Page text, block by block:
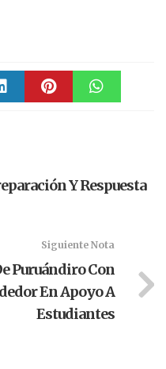
Y Respuesta
Siguiente Nota
Puruándiro Con
En Apoyo A
Estudiantes